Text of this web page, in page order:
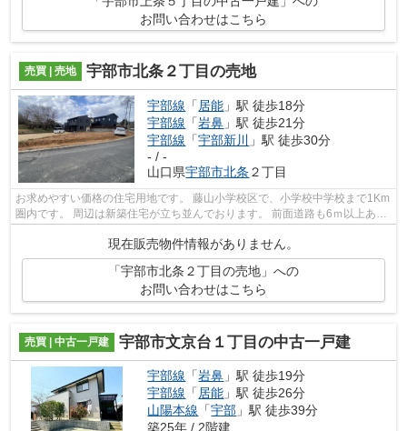
お問い合わせはこちら
売買 | 売地 宇部市北条２丁目の売地
宇部線 「居能 」駅 徒歩18分
宇部線 「岩鼻 」駅 徒歩21分
宇部線 「宇部新川
」駅 徒歩30分
- / -
山口県宇部市北条 ２丁目
お求めやすい価格の住宅用地です。 藤山小学校区で、小学校中学校まで1Km
圏内です。 周辺は新築住宅が立ち並んでおります。 前面道路も6ｍ以上あり
現在販売物件情報がありません。
「宇部市北条２丁目の売地」への
お問い合わせはこちら
売買 | 中古一戸建 宇部市文京台１丁目の中古一戸建
宇部線 「岩鼻 」駅 徒歩19分
宇部線 「居能 」駅 徒歩26分
山陽本線 「宇部 」駅 徒歩39分
築25年 / 2階建